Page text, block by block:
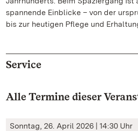
spannende Einblicke – von der
bis zur heutigen Pflege und
Service
Alle Termine dieser
Sonntag, 26. April 2026 | 14:30 Uhr